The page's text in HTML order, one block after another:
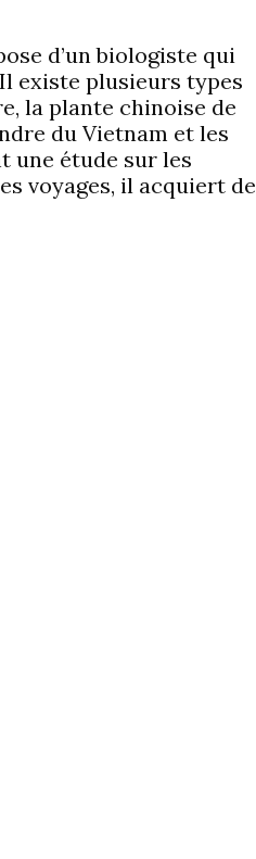
d’un biologiste qui
existe plusieurs types
la plante chinoise de
du Vietnam et les
une étude sur les
voyages, il acquiert de